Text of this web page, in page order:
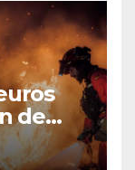
de